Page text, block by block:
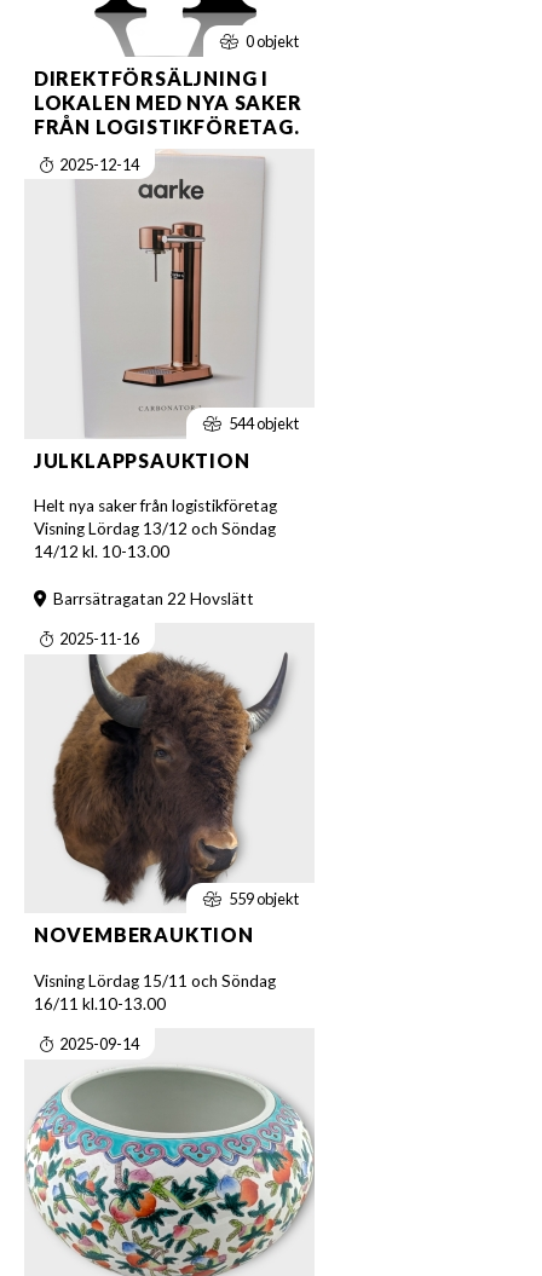
0 objekt
DIREKTFÖRSÄLJNING I
LOKALEN MED NYA SAKER
FRÅN LOGISTIKFÖRETAG.
2025-12-14
544 objekt
JULKLAPPSAUKTION
Helt nya saker från logistikföretag
Visning Lördag 13/12 och Söndag
14/12 kl. 10-13.00
Barrsätragatan 22 Hovslätt
2025-11-16
559 objekt
NOVEMBERAUKTION
Visning Lördag 15/11 och Söndag
16/11 kl.10-13.00
2025-09-14